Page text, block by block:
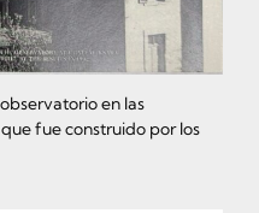
en las
fue construido por los